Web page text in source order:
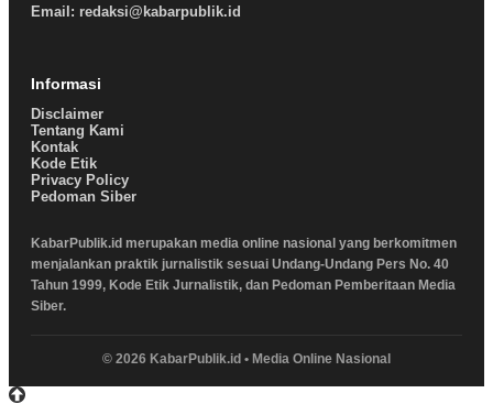
Email: redaksi@kabarpublik.id
Informasi
Disclaimer
Tentang Kami
Kontak
Kode Etik
Privacy Policy
Pedoman Siber
KabarPublik.id merupakan media online nasional yang berkomitmen
menjalankan praktik jurnalistik sesuai Undang-Undang Pers No. 40
Tahun 1999, Kode Etik Jurnalistik, dan Pedoman Pemberitaan Media
Siber.
© 2026 KabarPublik.id • Media Online Nasional